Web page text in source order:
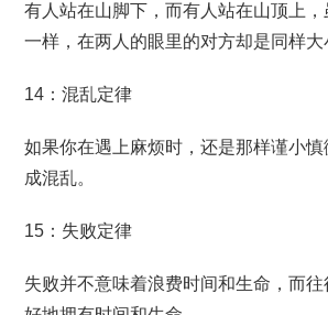
有人站在山脚下，而有人站在山顶上
一样，在两人的眼里的对方却是同样大
14：混乱定律
如果你在遇上麻烦时，还是那样谨小
成混乱。
15：失败定律
失败并不意味着浪费时间和生命，而